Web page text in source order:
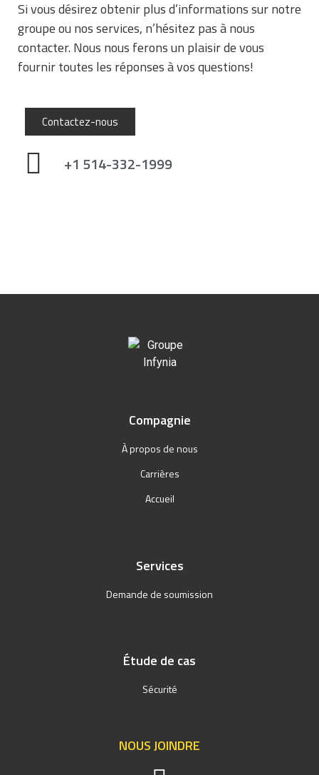
Si vous désirez obtenir plus d’informations sur notre
groupe ou nos services, n’hésitez pas à nous
contacter. Nous nous ferons un plaisir de vous
fournir toutes les réponses à vos questions!
Contactez-nous
+1 514-332-1999
Compagnie
À propos de nous
Carrières
Accueil
Services
Demande de soumission
Étude de cas
Sécurité
NOUS JOINDRE